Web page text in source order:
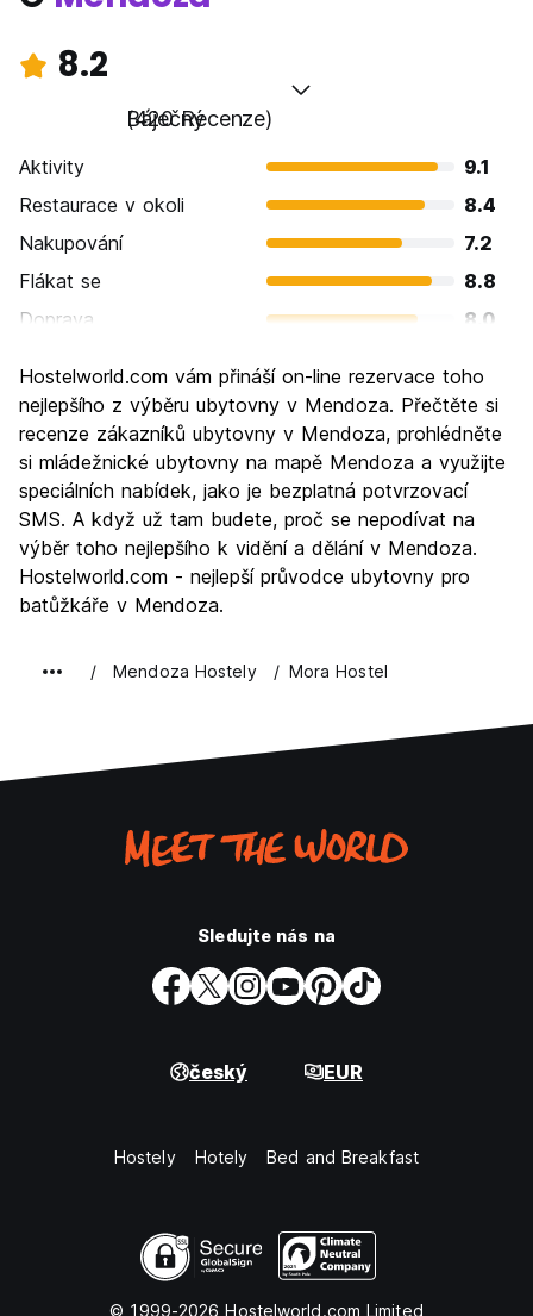
8.2
Báječný
(420 Recenze)
Aktivity
9.1
Restaurace v okoli
8.4
Nakupování
7.2
Flákat se
8.8
Doprava
8.0
Kultura
8.0
Noční život
7.7
Hodnota za peníze
8.1
Hostelworld.com vám přináší on-line rezervace toho
nejlepšího z výběru ubytovny v Mendoza. Přečtěte si
recenze zákazníků ubytovny v Mendoza, prohlédněte
si mládežnické ubytovny na mapě Mendoza a využijte
speciálních nabídek, jako je bezplatná potvrzovací
SMS. A když už tam budete, proč se nepodívat na
výběr toho nejlepšího k vidění a dělání v Mendoza.
Hostelworld.com - nejlepší průvodce ubytovny pro
batůžkáře v Mendoza.
Mendoza Hostely Mora Hostel
Sledujte nás na
český EUR
Hostely Hotely Bed and Breakfast
© 1999-2026 Hostelworld.com Limited